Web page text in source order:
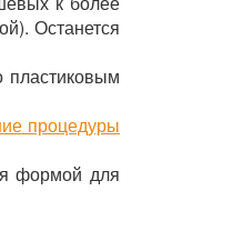
Останется
пластиковым
процедуры
формой для